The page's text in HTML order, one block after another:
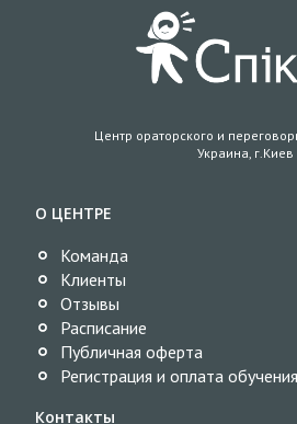
Центр ораторского и
Украина, г.Киев
О ЦЕНТРЕ
Команда
Клиенты
Отзывы
Расписание
Публичная оферта
Регистрация и оплата обучения
Контакты